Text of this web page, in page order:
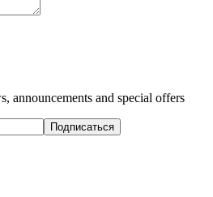
announcements and special offers